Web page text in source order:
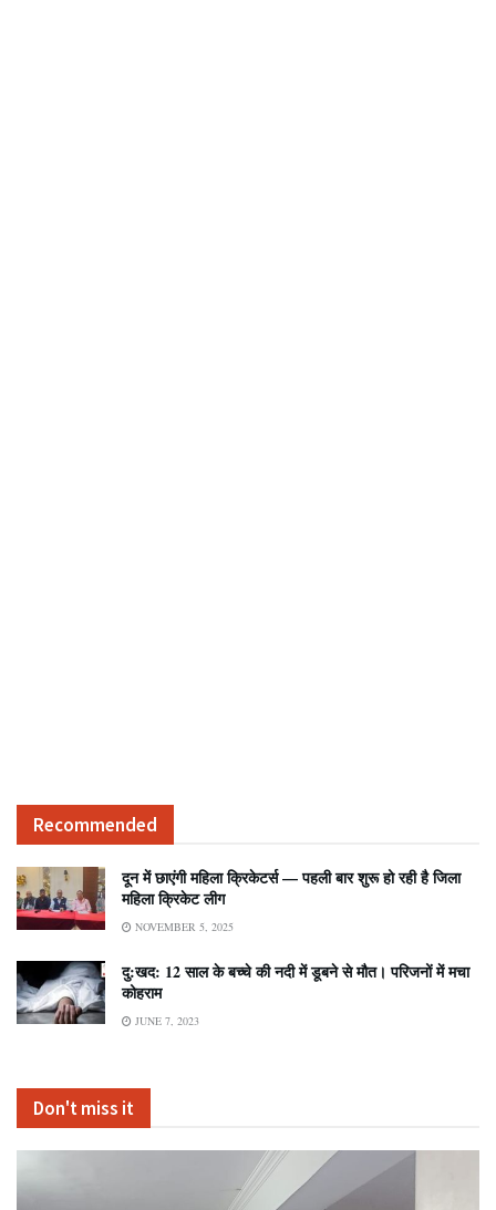
Recommended
दून में छाएंगी महिला क्रिकेटर्स — पहली बार शुरू हो रही है जिला
महिला क्रिकेट लीग
NOVEMBER 5, 2025
दु:खद: 12 साल के बच्चे की नदी में डूबने से मौत। परिजनों में मचा
कोहराम
JUNE 7, 2023
Don't miss it